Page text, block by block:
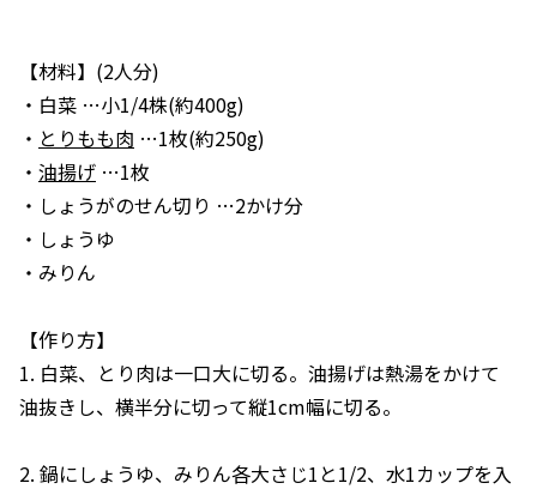
【材料】(2人分)
・白菜 …小1/4株(約400g)
・ とりもも肉 …1枚(約250g)
・ 油揚げ …1枚
・しょうがのせん切り …2かけ分
・しょうゆ
・みりん
【作り方】
1. 白菜、とり肉は一口大に切る。油揚げは熱湯をかけて
油抜きし、横半分に切って縦1cm幅に切る。
2. 鍋にしょうゆ、みりん各大さじ1と1/2、水1カップを入